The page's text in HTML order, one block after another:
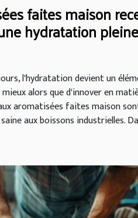
faites maison
hydratation
l'hydratation devient un
alors que d'innover en
aromatisées faites maison
aux boissons industrielles.